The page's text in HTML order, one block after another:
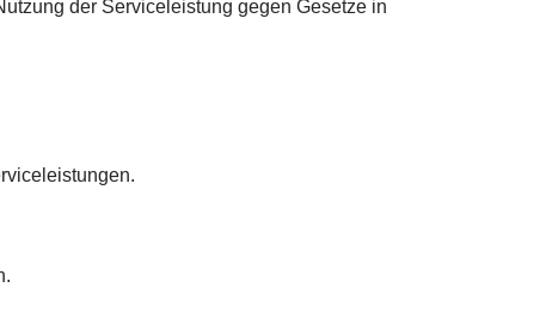
der Serviceleistung gegen Gesetze in